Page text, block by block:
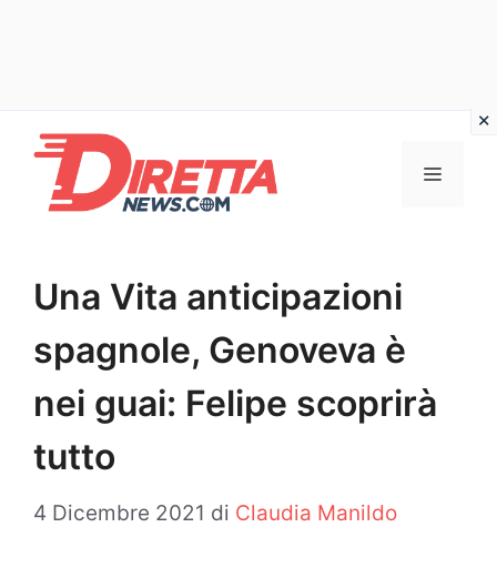
contenuto
Menu
Una Vita anticipazioni
spagnole, Genoveva è
nei guai: Felipe scoprirà
tutto
4 Dicembre 2021 di Claudia Manildo